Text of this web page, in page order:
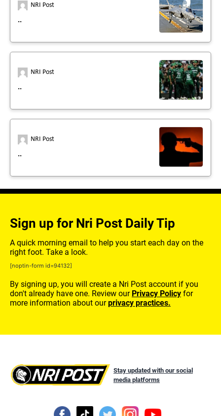
NRI Post
..
NRI Post
..
NRI Post
..
Sign up for Nri Post Daily Tip
A quick morning email to help you start each day on the
right foot. Take a look.
[noptin-form id=94132]
By signing up, you will create a Nri Post account if you
don't already have one. Review our Privacy Policy for
more information about ourprivacy practices.
Stay updated with our social
media platforms